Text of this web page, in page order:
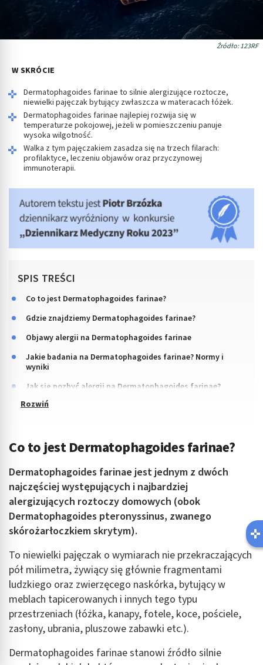
Źródło: 123RF
W SKRÓCIE
Dermatophagoides farinae to silnie alergizujące roztocze,
niewielki pajęczak bytujący zwłaszcza w materacach łóżek.
Dermatophagoides farinae najlepiej rozwija się w
temperaturze pokojowej, jeżeli w pomieszczeniu panuje
wysoka wilgotność.
Walka z tym pajęczakiem zasadza się na trzech filarach:
profilaktyce, leczeniu objawów oraz przyczynowej
immunoterapii.
SPIS TREŚCI
Co to jest Dermatophagoides farinae?
Gdzie znajdziemy Dermatophagoides farinae?
Objawy alergii na Dermatophagoides farinae
Jakie badania na Dermatophagoides farinae? Normy i
wyniki
Jak się pozbyć alergii na Dermatophagoides farinae?
Co to jest Dermatophagoides farinae?
Dermatophagoides farinae jest jednym z dwóch
najczęściej występujących i najbardziej
alergizujących roztoczy domowych (obok
Dermatophagoides pteronyssinus, zwanego
skórożarłoczkiem skrytym).
To niewielki pajęczak o wymiarach nie przekraczających
pół milimetra, żywiący się głównie fragmentami
ludzkiego oraz zwierzęcego naskórka, bytujący w
meblach tapicerowanych i innych tego typu
przestrzeniach (łóżka, kanapy, fotele, koce, pościele,
zasłony, ubrania, pluszowe zabawki etc.).
Dermatophagoides farinae stanowi źródło silnie
Latem łatwiej o infekcję pęcherza 🌊